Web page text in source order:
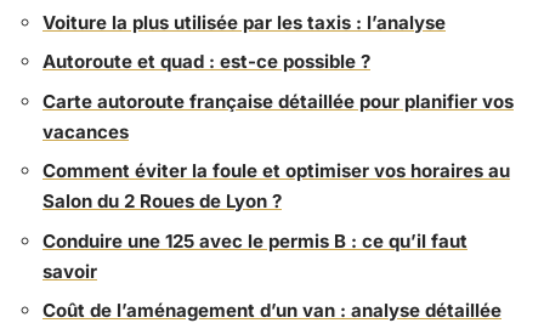
Voiture la plus utilisée par les taxis : l’analyse
Autoroute et quad : est-ce possible ?
Carte autoroute française détaillée pour planifier vos
vacances
Comment éviter la foule et optimiser vos horaires au
Salon du 2 Roues de Lyon ?
Conduire une 125 avec le permis B : ce qu’il faut
savoir
Coût de l’aménagement d’un van : analyse détaillée